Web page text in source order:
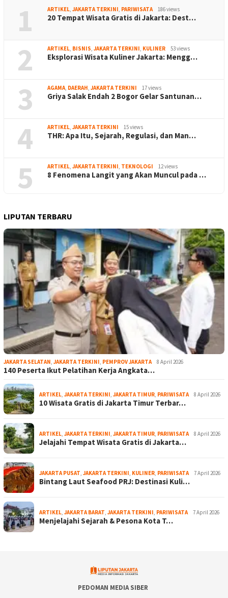
1 ARTIKEL JAKARTA TERKINI PARIWISATA 186 views
20 Tempat Wisata Gratis di Jakarta: Dest…
2 ARTIKEL BISNIS JAKARTA TERKINI KULINER 53 views
Eksplorasi Wisata Kuliner Jakarta: Mengg…
3 AGAMA DAERAH JAKARTA TERKINI 17 views
Griya Salak Endah 2 Bogor Gelar Santunan…
4 ARTIKEL JAKARTA TERKINI 15 views
THR: Apa Itu, Sejarah, Regulasi, dan Man…
5 ARTIKEL JAKARTA TERKINI TEKNOLOGI 12 views
8 Fenomena Langit yang Akan Muncul pada …
LIPUTAN TERBARU
JAKARTA SELATAN JAKARTA TERKINI PEMPROV JAKARTA 8 April 2026
140 Peserta Ikut Pelatihan Kerja Angkata…
ARTIKEL JAKARTA TERKINI JAKARTA TIMUR PARIWISATA 8 April 2026
10 Wisata Gratis di Jakarta Timur Terbar…
ARTIKEL JAKARTA TERKINI JAKARTA TIMUR PARIWISATA 8 April 2026
Jelajahi Tempat Wisata Gratis di Jakarta…
JAKARTA PUSAT JAKARTA TERKINI KULINER PARIWISATA 7 April 2026
Bintang Laut Seafood PRJ: Destinasi Kuli…
ARTIKEL JAKARTA BARAT JAKARTA TERKINI PARIWISATA 7 April 2026
Menjelajahi Sejarah & Pesona Kota T…
PEDOMAN MEDIA SIBER